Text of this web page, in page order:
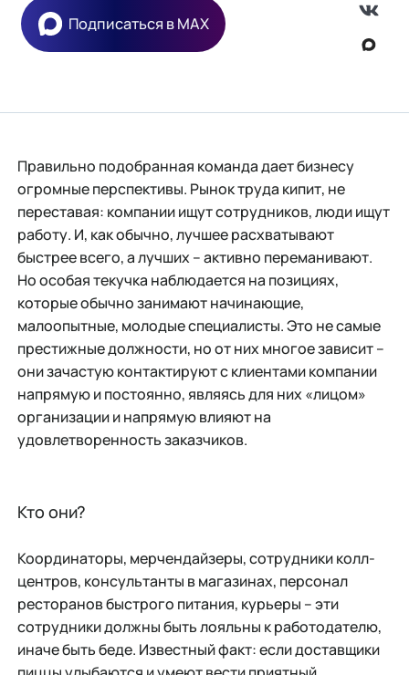
Подписаться в MAX
Правильно подобранная команда дает бизнесу
огромные перспективы. Рынок труда кипит, не
переставая: компании ищут сотрудников, люди ищут
работу. И, как обычно, лучшее расхватывают
быстрее всего, а лучших – активно переманивают.
Но особая текучка наблюдается на позициях,
которые обычно занимают начинающие,
малоопытные, молодые специалисты. Это не самые
престижные должности, но от них многое зависит –
они зачастую контактируют с клиентами компании
напрямую и постоянно, являясь для них «лицом»
организации и напрямую влияют на
удовлетворенность заказчиков.
Кто они?
Координаторы, мерчендайзеры, сотрудники колл-
центров, консультанты в магазинах, персонал
ресторанов быстрого питания, курьеры – эти
сотрудники должны быть лояльны к работодателю,
иначе быть беде. Известный факт: если доставщики